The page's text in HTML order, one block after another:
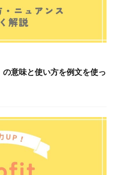
意味と使い方を例文を使っ